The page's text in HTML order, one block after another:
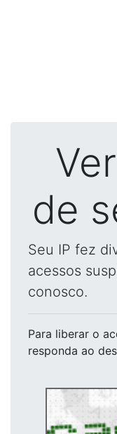
de
Seu IP fez
acessos
conosco.
Para liberar o
responda ao